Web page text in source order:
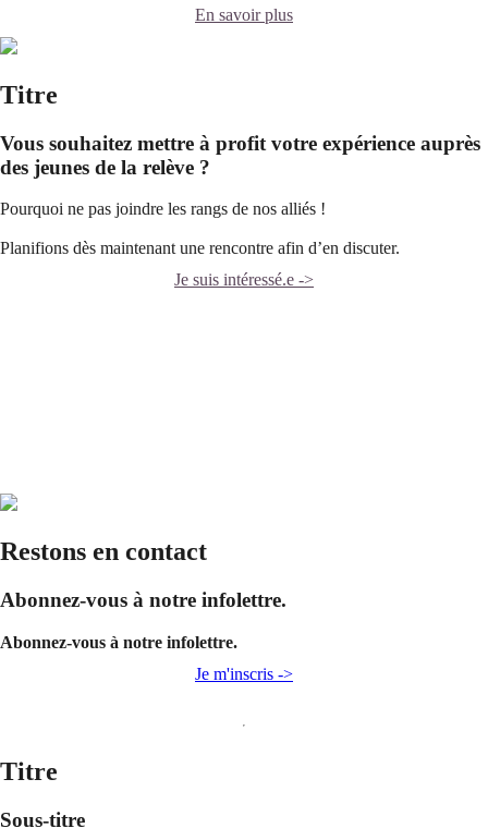
En savoir plus
Titre
Vous souhaitez mettre à profit votre expérience auprès
des jeunes de la relève ?
Pourquoi ne pas joindre les rangs de nos alliés !
Planifions dès maintenant une rencontre afin d’en discuter.
Je suis intéressé.e ->
Restons en contact
Abonnez-vous à notre infolettre.
Abonnez-vous à notre infolettre.
Je m'inscris ->
Titre
Sous-titre